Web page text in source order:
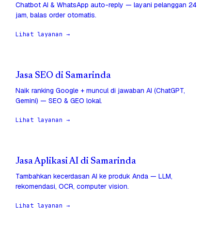
Chatbot AI & WhatsApp auto-reply — layani pelanggan 24
jam, balas order otomatis.
Lihat layanan →
Jasa SEO di Samarinda
Naik ranking Google + muncul di jawaban AI (ChatGPT,
Gemini) — SEO & GEO lokal.
Lihat layanan →
Jasa Aplikasi AI di Samarinda
Tambahkan kecerdasan AI ke produk Anda — LLM,
rekomendasi, OCR, computer vision.
Lihat layanan →